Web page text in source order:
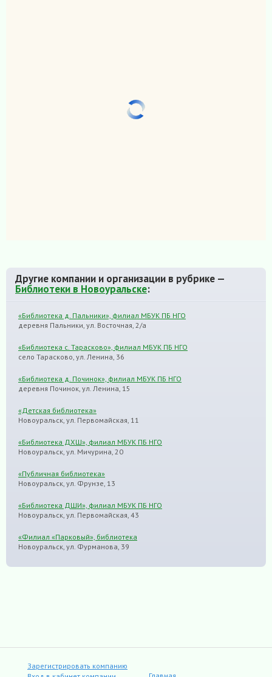
Другие компании и организации в рубрике —
Библиотеки в Новоуральске:
«Библиотека д. Пальники», филиал МБУК ПБ НГО
деревня Пальники, ул. Восточная, 2/а
«Библиотека с. Тарасково», филиал МБУК ПБ НГО
село Тарасково, ул. Ленина, 36
«Библиотека д. Починок», филиал МБУК ПБ НГО
деревня Починок, ул. Ленина, 15
«Детская библиотека»
Новоуральск, ул. Первомайская, 11
«Библиотека ДХШ», филиал МБУК ПБ НГО
Новоуральск, ул. Мичурина, 20
«Публичная библиотека»
Новоуральск, ул. Фрунзе, 13
«Библиотека ДШИ», филиал МБУК ПБ НГО
Новоуральск, ул. Первомайская, 43
«Филиал «Парковый», библиотека
Новоуральск, ул. Фурманова, 39
Зарегистрировать компанию